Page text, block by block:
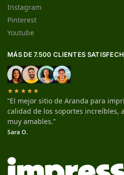
Instagram
Pinterest
Youtube
MÁS DE 7.500 CLIENTES
★★★★★
“El mejor sitio de Aranda para
calidad de los soportes increíbles,
muy amables.”
Sara O.